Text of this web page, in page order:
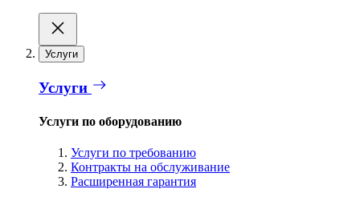
Услуги
Услуги
Услуги по оборудованию
Услуги по требованию
Контракты на обслуживание
Расширенная гарантия